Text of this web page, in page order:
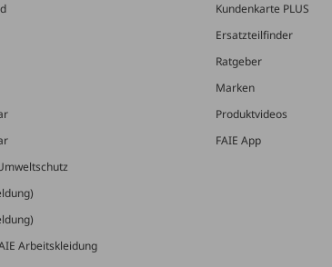
Arbeitskleidung
Kundenkarte PLUS
Ersatzteilfinder
Ratgeber
Marken
Produktvideos
FAIE App